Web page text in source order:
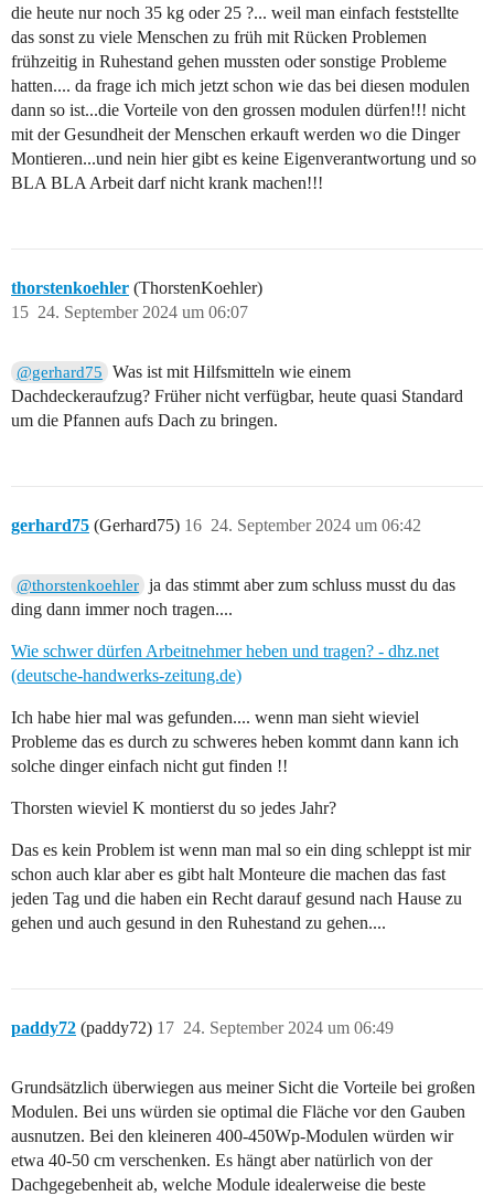
die heute nur noch 35 kg oder 25 ?... weil man einfach feststellte
das sonst zu viele Menschen zu früh mit Rücken Problemen
frühzeitig in Ruhestand gehen mussten oder sonstige Probleme
hatten.... da frage ich mich jetzt schon wie das bei diesen modulen
dann so ist...die Vorteile von den grossen modulen dürfen!!! nicht
mit der Gesundheit der Menschen erkauft werden wo die Dinger
Montieren...und nein hier gibt es keine Eigenverantwortung und so
BLA BLA Arbeit darf nicht krank machen!!!
thorstenkoehler (ThorstenKoehler)
24. September 2024 um 06:07
15
@gerhard75
Was ist mit Hilfsmitteln wie einem
Dachdeckeraufzug? Früher nicht verfügbar, heute quasi Standard
um die Pfannen aufs Dach zu bringen.
gerhard75 (Gerhard75) 24. September 2024 um 06:42
16
@thorstenkoehler ja das stimmt aber zum schluss musst du das
ding dann immer noch tragen....
Wie schwer dürfen Arbeitnehmer heben und tragen? - dhz.net
(deutsche-handwerks-zeitung.de)
Ich habe hier mal was gefunden.... wenn man sieht wieviel
Probleme das es durch zu schweres heben kommt dann kann ich
solche dinger einfach nicht gut finden !!
Thorsten wieviel K montierst du so jedes Jahr?
Das es kein Problem ist wenn man mal so ein ding schleppt ist mir
schon auch klar aber es gibt halt Monteure die machen das fast
jeden Tag und die haben ein Recht darauf gesund nach Hause zu
gehen und auch gesund in den Ruhestand zu gehen....
paddy72 (paddy72) 24. September 2024 um 06:49
17
Grundsätzlich überwiegen aus meiner Sicht die Vorteile bei großen
Modulen. Bei uns würden sie optimal die Fläche vor den Gauben
ausnutzen. Bei den kleineren 400-450Wp-Modulen würden wir
etwa 40-50 cm verschenken. Es hängt aber natürlich von der
Dachgegebenheit ab, welche Module idealerweise die beste